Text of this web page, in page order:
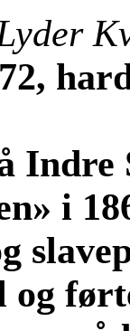
Indre
i
og